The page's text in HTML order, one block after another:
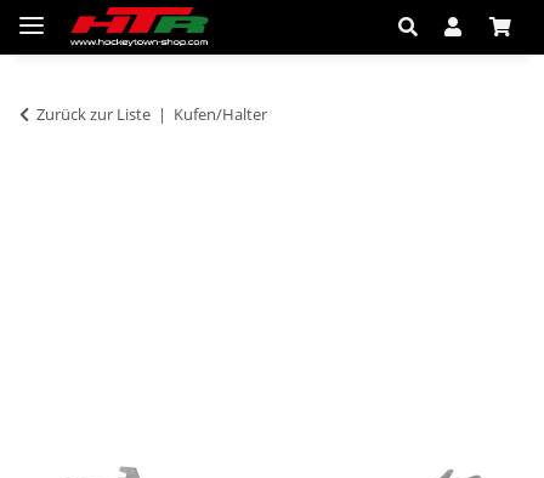
Zurück zur Liste Kufen/Halter